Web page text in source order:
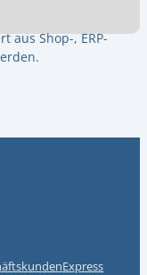
aus Shop-, ERP-
Express